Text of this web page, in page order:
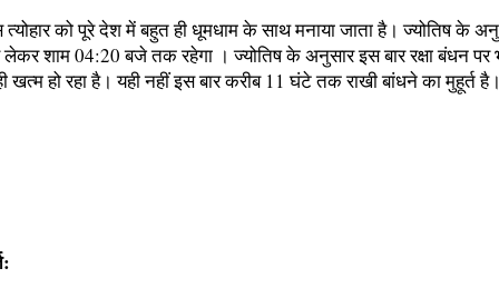
को पूरे देश में बहुत ही धूमधाम के साथ मनाया जाता है। ज्योतिष के
लेकर शाम 04:20 बजे तक रहेगा । ज्योतिष के अनुसार इस बार रक्षा बंधन पर
खत्म हो रहा है। यही नहीं इस बार करीब 11 घंटे तक राखी बांधने का मुहूर्त